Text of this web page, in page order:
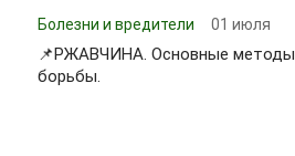
Болезни и вредители 01 июля
📌РЖАВЧИНА. Основные методы
борьбы.